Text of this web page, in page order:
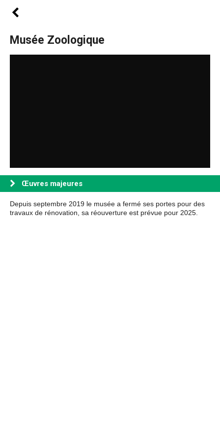
Musée Zoologique
Œuvres majeures
Depuis septembre 2019 le musée a fermé ses portes pour des
travaux de rénovation, sa réouverture est prévue pour 2025.